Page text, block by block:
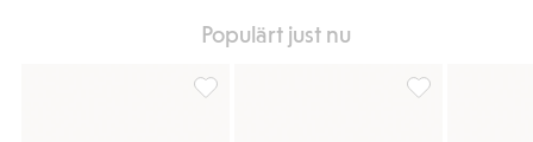
Populärt just nu